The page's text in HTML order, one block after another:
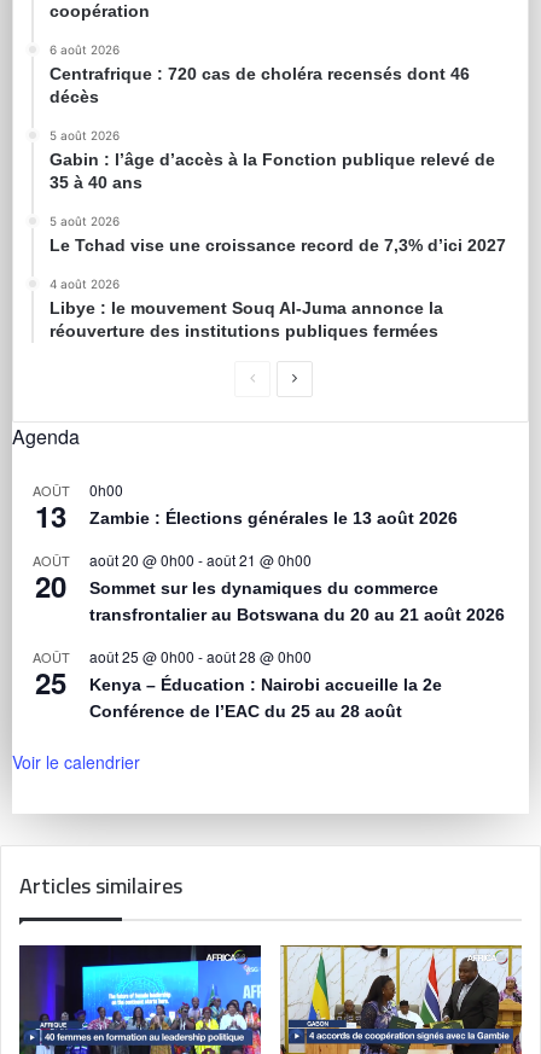
coopération
6 août 2026
Centrafrique : 720 cas de choléra recensés dont 46
décès
5 août 2026
Gabin : l’âge d’accès à la Fonction publique relevé de
35 à 40 ans
5 août 2026
Le Tchad vise une croissance record de 7,3% d’ici 2027
4 août 2026
Libye : le mouvement Souq Al-Juma annonce la
réouverture des institutions publiques fermées
Agenda
AOÛT
13
0h00
Zambie : Élections générales le 13 août 2026
AOÛT
20
août 20 @ 0h00 -août 21 @ 0h00
Sommet sur les dynamiques du commerce
transfrontalier au Botswana du 20 au 21 août 2026
AOÛT
25
août 25 @ 0h00 -août 28 @ 0h00
Kenya – Éducation : Nairobi accueille la 2e
Conférence de l’EAC du 25 au 28 août
Voir le calendrier
Articles similaires